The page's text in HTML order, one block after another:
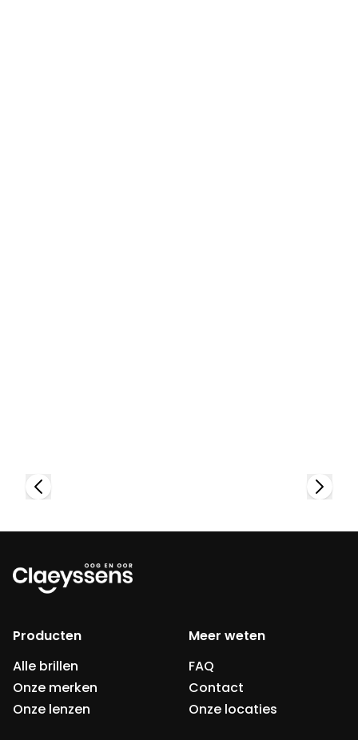
Producten
Alle brillen
Onze merken
Onze lenzen
Meer weten
FAQ
Contact
Onze locaties